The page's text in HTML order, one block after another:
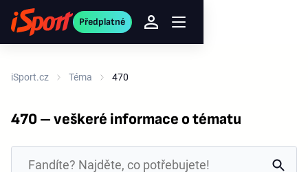
Předplatné
iSport.cz Téma 470
470 – veškeré informace o tématu